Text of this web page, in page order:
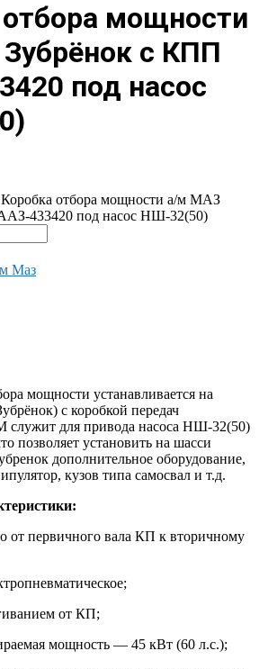
мощности
с КПП
под насос
Коробка отбора мощности а/м МАЗ
433420 под насос НШ-32(50)
Маз
мощности устанавливается на
с коробкой передач
для привода насоса НШ-32(50)
позволяет установить на шасси
дополнительное оборудование,
кузов типа самосвал и т.д.
от первичного вала КП к вторичному
от КП;
мощность — 45 кВт (60 л.с.);